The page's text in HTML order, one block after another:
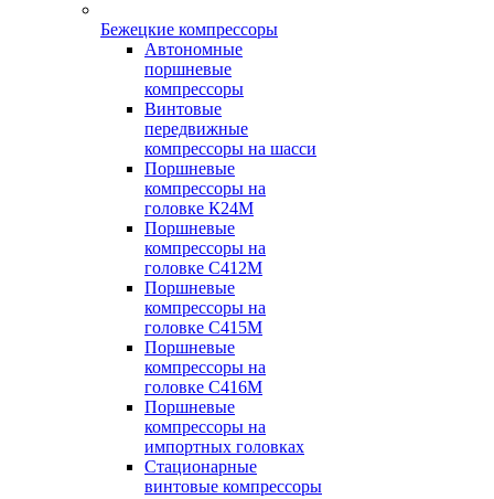
Бежецкие компрессоры
Автономные
поршневые
компрессоры
Винтовые
передвижные
компрессоры на шасси
Поршневые
компрессоры на
головке К24М
Поршневые
компрессоры на
головке С412М
Поршневые
компрессоры на
головке С415М
Поршневые
компрессоры на
головке С416М
Поршневые
компрессоры на
импортных головках
Стационарные
винтовые компрессоры